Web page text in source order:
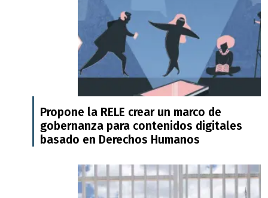
Propone la RELE crear un marco de
gobernanza para contenidos digitales
basado en Derechos Humanos